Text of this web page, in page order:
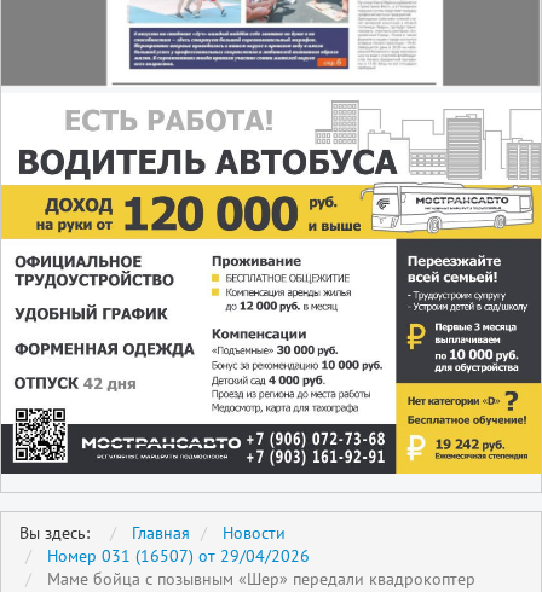
Вы здесь: Главная
Новости
Номер 031 (16507) от 29/04/2026
Маме бойца с позывным «Шер» передали квадрокоптер